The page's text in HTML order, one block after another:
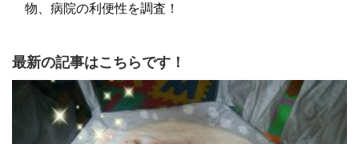
物、病院の利便性を調査！
最新の記事はこちらです！